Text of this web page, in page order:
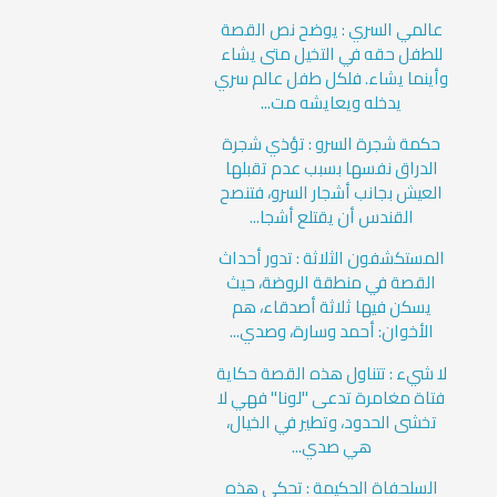
عالمي السري : يوضح نص القصة
للطفل حقه في التخيل متى يشاء
وأينما يشاء. فلكل طفل عالم سري
يدخله ويعايشه مت...
حكمة شجرة السرو : تؤذي شجرة
الدراق نفسها بسبب عدم تقبلها
العيش بجانب أشجار السرو، فتنصح
القندس أن يقتلع أشجا...
المستكشفون الثلاثة : تدور أحداث
القصة في منطقة الروضة، حيث
يسكن فيها ثلاثة أصدقاء، هم
الأخوان: أحمد وسارة، وصدي...
لا شيء : تتناول هذه القصة حكاية
فتاة مغامرة تدعى "لونا" فهي لا
تخشى الحدود، وتطير في الخيال،
هي صدي...
السلحفاة الحكيمة : تحكي هذه